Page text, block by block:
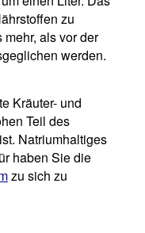
zu
als vor der
werden.
Kräuter- und
Teil des
Natriumhaltiges
haben Sie die
zu sich zu